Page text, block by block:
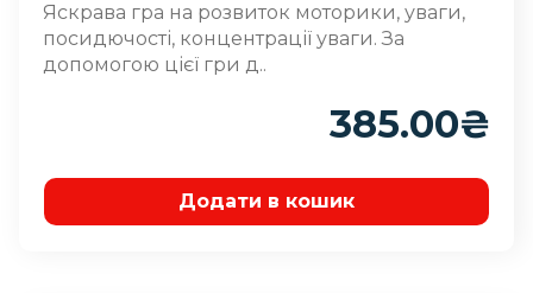
Яскрава гра на розвиток моторики, уваги,
посидючості, концентрації уваги. За
допомогою цієї гри д..
385.00₴
Додати в кошик